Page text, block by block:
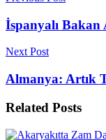
İspanyalı Bakan
Next Post
Almanya: Artık
Related Posts